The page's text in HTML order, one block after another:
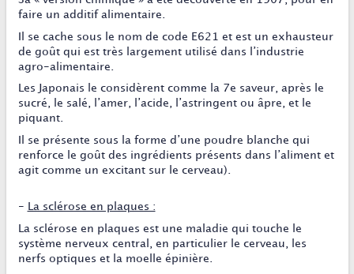
faire un additif alimentaire.
Il se cache sous le nom de code E621 et est un exhausteur
de goût qui est très largement utilisé dans l’industrie
agro-alimentaire.
Les Japonais le considèrent comme la 7e saveur, après le
sucré, le salé, l’amer, l’acide, l’astringent ou âpre, et le
piquant.
Il se présente sous la forme d’une poudre blanche qui
renforce le goût des ingrédients présents dans l’aliment et
agit comme un excitant sur le cerveau).
- La sclérose en plaques :
La sclérose en plaques est une maladie qui touche le
système nerveux central, en particulier le cerveau, les
nerfs optiques et la moelle épinière.